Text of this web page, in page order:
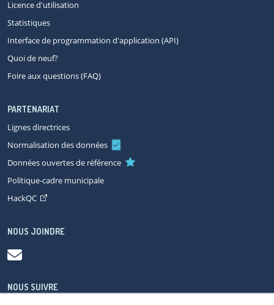
Licence d'utilisation
Statistiques
Interface de programmation d'application (API)
Quoi de neuf?
Foire aux questions (FAQ)
PARTENARIAT
Lignes directrices
Normalisation des données
Données ouvertes de référence
Politique-cadre municipale
HackQC
NOUS JOINDRE
NOUS SUIVRE